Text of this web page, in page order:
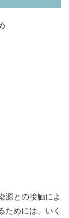
源との接触によ
ためには、いく